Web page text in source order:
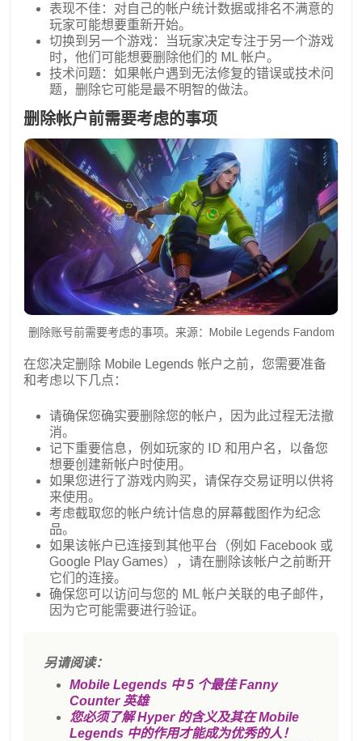
表现不佳：对自己的帐户统计数据或排名不满意的
玩家可能想要重新开始。
切换到另一个游戏：当玩家决定专注于另一个游戏
时，他们可能想要删除他们的 ML 帐户。
技术问题：如果帐户遇到无法修复的错误或技术问
题，删除它可能是最不明智的做法。
删除帐户前需要考虑的事项
删除账号前需要考虑的事项。来源：Mobile Legends Fandom
在您决定删除 Mobile Legends 帐户之前，您需要准备
和考虑以下几点：
请确保您确实要删除您的帐户，因为此过程无法撤
消。
记下重要信息，例如玩家的 ID 和用户名，以备您
想要创建新帐户时使用。
如果您进行了游戏内购买，请保存交易证明以供将
来使用。
考虑截取您的帐户统计信息的屏幕截图作为纪念
品。
如果该帐户已连接到其他平台（例如 Facebook 或
Google Play Games），请在删除该帐户之前断开
它们的连接。
确保您可以访问与您的 ML 帐户关联的电子邮件，
因为它可能需要进行验证。
另请阅读：
Mobile Legends 中 5 个最佳 Fanny
Counter 英雄
您必须了解 Hyper 的含义及其在 Mobile
Legends 中的作用才能成为优秀的人！